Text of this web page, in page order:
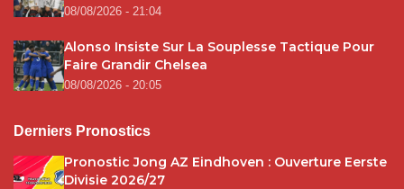
08/08/2026 - 21:04
Alonso Insiste Sur La Souplesse Tactique Pour
Faire Grandir Chelsea
08/08/2026 - 20:05
Derniers Pronostics
Pronostic Jong AZ Eindhoven : Ouverture Eerste
Divisie 2026/27